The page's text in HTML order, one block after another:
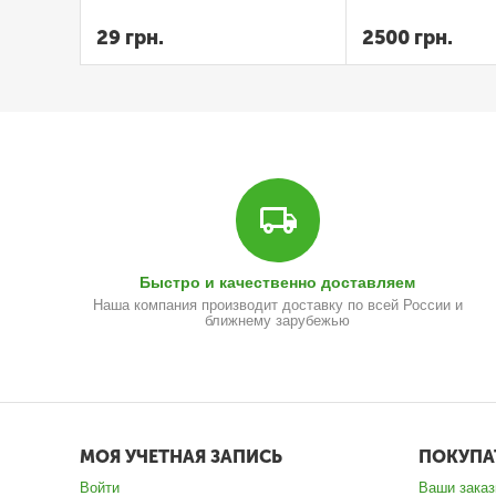
29 грн. 2500 грн.
Быстро и качественно доставляем
Наша компания производит доставку по всей России и
ближнему зарубежью
МОЯ УЧЕТНАЯ ЗАПИСЬ
Войти Ваши